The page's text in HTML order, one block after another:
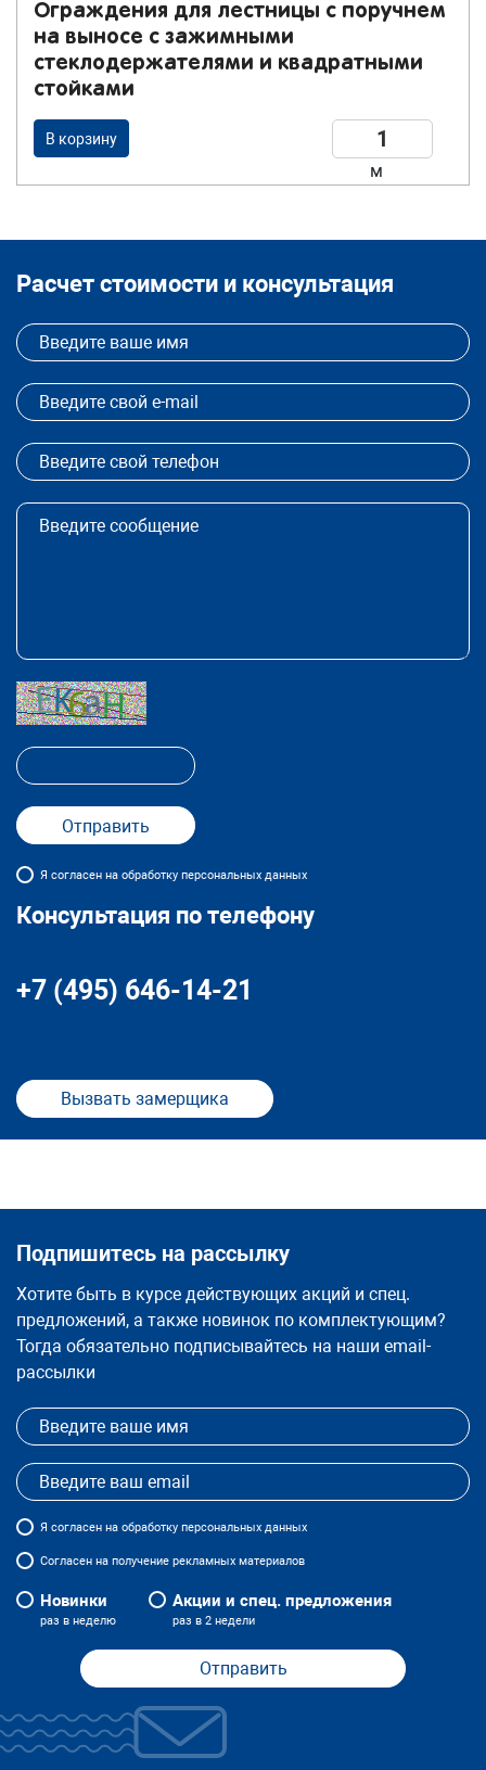
Ограждения для лестницы с поручнем
на выносе с зажимными
стеклодержателями и квадратными
стойками
В корзину
м
Расчет стоимости и консультация
Я согласен на обработку персональных данных
Консультация по телефону
+7 (495) 646-14-21
Вызвать замерщика
Подпишитесь на рассылку
Хотите быть в курсе действующих акций и спец.
предложений, а также новинок по комплектующим?
Тогда обязательно подписывайтесь на наши email-
рассылки
Я согласен на обработку персональных данных
Согласен на получение рекламных материалов
Новинки
раз в неделю
Акции и спец. предложения
раз в 2 недели
Отправить